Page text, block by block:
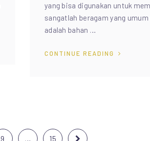
yang bisa digunakan untuk
sangatlah beragam yang
adalah bahan …
CONTINUE READING
9 … 15